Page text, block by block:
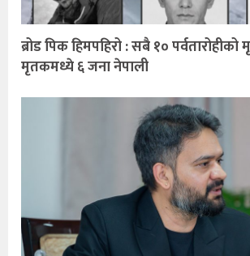
ब्रोड पिक हिमपहिरो : सबै १० पर्वतारोहीको
मृतकमध्ये ६ जना नेपाली